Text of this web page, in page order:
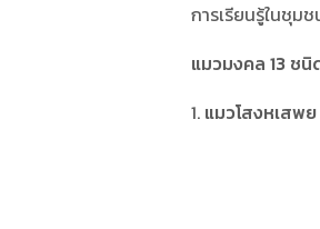
การเรียนรู้ในชุม
แมวมงคล 13 ช
1. แมวโสงหเสพ